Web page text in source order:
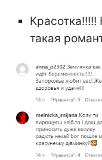
такая